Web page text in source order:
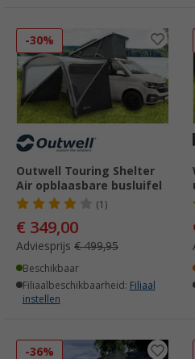
-30%
Outwell Touring Shelter
Air opblaasbare busluifel
(1)
€ 349,00
Adviesprijs € 499,95
Beschikbaar
Filiaalbeschikbaarheid: Filiaal
instellen
-36%